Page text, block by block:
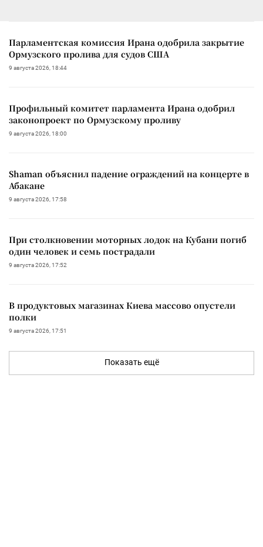
Парламентская комиссия Ирана одобрила закрытие
Ормузского пролива для судов США
9 августа 2026, 18:44
Профильный комитет парламента Ирана одобрил
законопроект по Ормузскому проливу
9 августа 2026, 18:00
Shaman объяснил падение ограждений на концерте в
Абакане
9 августа 2026, 17:58
При столкновении моторных лодок на Кубани погиб
один человек и семь пострадали
9 августа 2026, 17:52
В продуктовых магазинах Киева массово опустели
полки
9 августа 2026, 17:51
Показать ещё